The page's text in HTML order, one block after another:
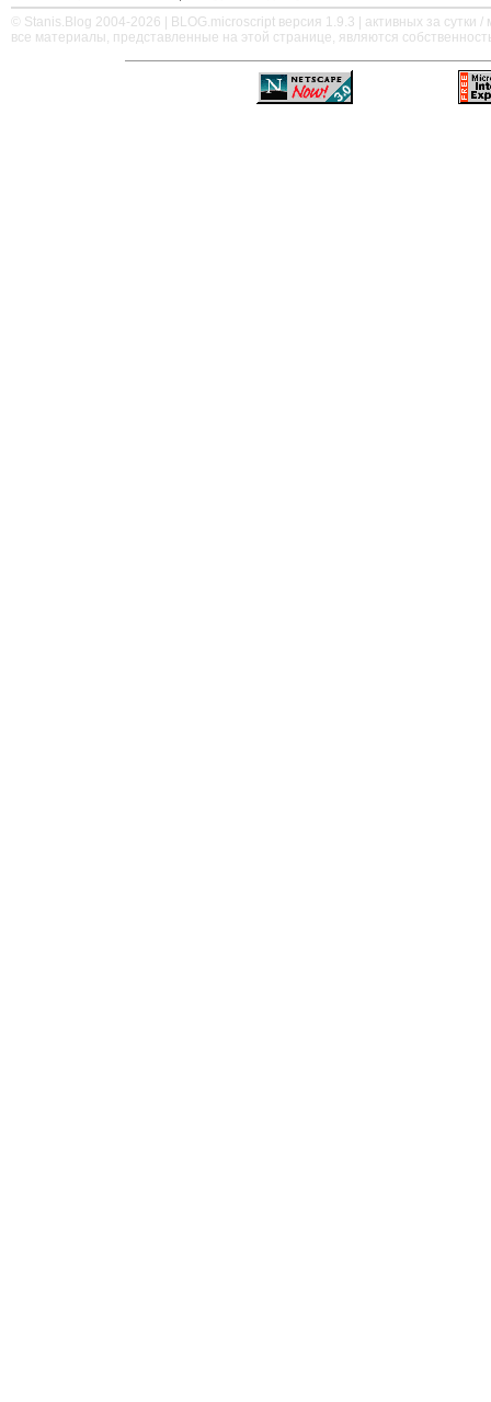
© Stanis.Blog 2004-2026 |
BLOG.microscript версия 1.9.3 | активных за сутки /
все материалы, представленные на этой странице, являются
————————————————————